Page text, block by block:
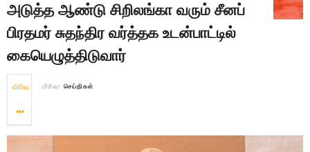
அடுத்த ஆண்டு சிறிலங்கா வரும் சீனப்
பிரதமர் சுதந்திர வர்த்தக உடன்பாட்டில்
கையெழுத்திடுவார்
விரிவு பிரிவு: செய்திகள்